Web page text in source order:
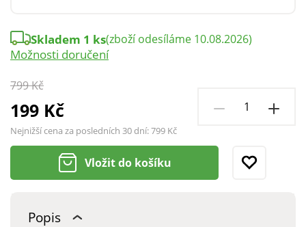
799 Kč
199 Kč
Nejnižší cena za posledních 30 dní:799 Kč
Skladem 1 ks(zboží odesíláme 10.08.2026)
Možnosti doručení
Vložit do košíku
Popis